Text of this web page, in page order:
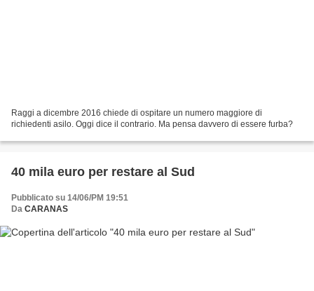
Raggi a dicembre 2016 chiede di ospitare un numero maggiore di
richiedenti asilo. Oggi dice il contrario. Ma pensa davvero di essere furba?
40 mila euro per restare al Sud
Pubblicato su 14/06/PM 19:51
Da CARANAS